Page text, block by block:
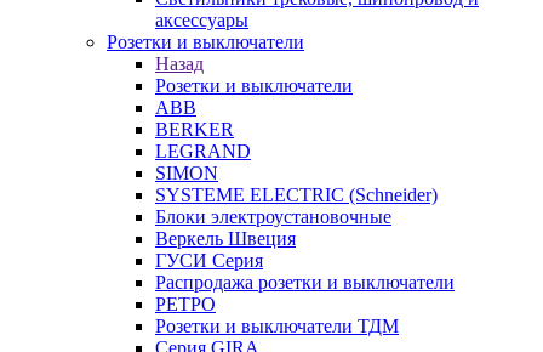
аксессуары
Розетки и выключатели
Назад
Розетки и выключатели
ABB
BERKER
LEGRAND
SIMON
SYSTEME ELECTRIC (Schneider)
Блоки электроустановочные
Веркель Швеция
ГУСИ Серия
Распродажа розетки и выключатели
РЕТРО
Розетки и выключатели ТДМ